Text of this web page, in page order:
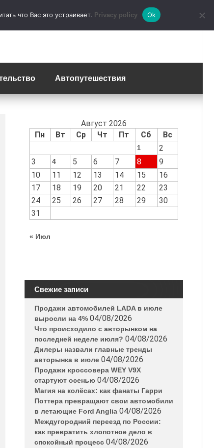
Автопутешествия
Август 2026
Пн
Вт Ср Чт Пт Сб Вс
1
2
3
4 5 6 7 8
9
10
11 12 13 14 15
16
17
18 19 20 21 22
23
24
25 26 27 28 29
30
31
« Июл
Свежие записи
Продажи автомобилей LADA в июле
выросли на 4% 04/08/2026
Что происходило с авторынком на
последней неделе июля? 04/08/2026
Дилеры назвали главные тренды
авторынка в июле 04/08/2026
Продажи кроссовера WEY V9X
стартуют осенью 04/08/2026
Магия на колёсах: как фанаты Гарри
Поттера превращают свои автомобили
в летающие Ford Anglia 04/08/2026
Междугородний переезд по России:
как превратить хлопотное дело в
спокойный процесс 04/08/2026
что Вас это устраивает. Privacy policy Ok